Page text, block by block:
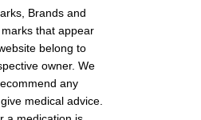
Brands and
that appear
belong to
owner. We
any
medical advice.